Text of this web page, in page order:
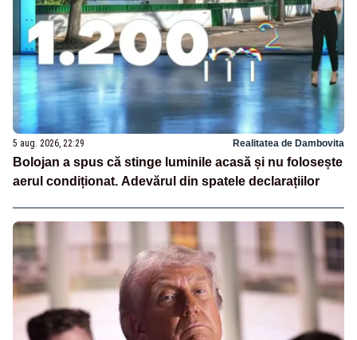
5 aug. 2026, 22:29 Realitatea de Dambovita
Bolojan a spus că stinge luminile acasă și nu folosește
aerul condiționat. Adevărul din spatele declarațiilor